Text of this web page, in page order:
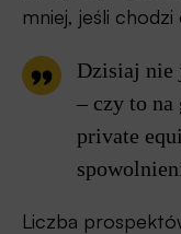
mniej, jeśli chodzi
Dzisiaj nie
‒ czy to na
private
Liczba